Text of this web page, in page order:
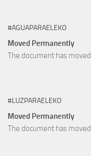
#AGUAPARAELEKO
Moved Permanently
The document has moved
#LUZPARAELEKO
Moved Permanently
The document has moved